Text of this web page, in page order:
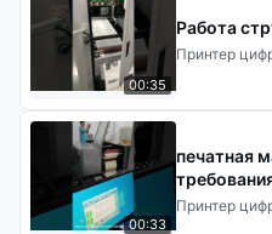
00:35
Работа
Принтер
00:33
печатная
Принтер